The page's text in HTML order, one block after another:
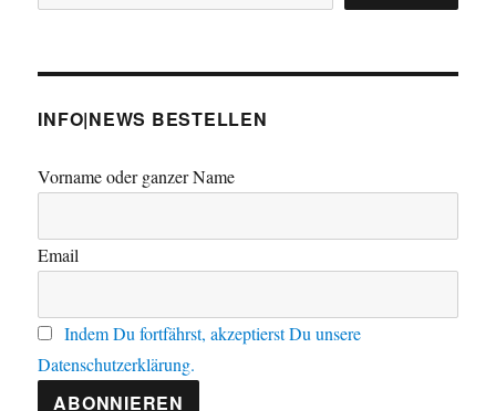
INFO|NEWS BESTELLEN
Vorname oder ganzer Name
Email
Indem Du fortfährst, akzeptierst Du unsere
Datenschutzerklärung.